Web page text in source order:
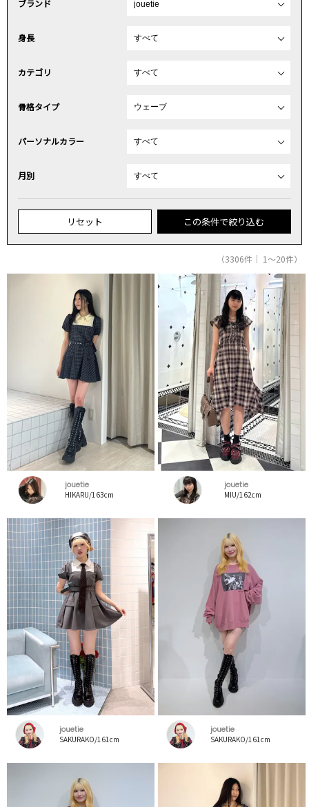
ブランド
身長
カテゴリ
骨格タイプ
パーソナルカラー
月別
リセット この条件で絞り込む
（3306件｜ 1～20件）
jouetie
HIKARU/163cm
jouetie
MIU/162cm
jouetie
SAKURAKO/161cm
jouetie
SAKURAKO/161cm